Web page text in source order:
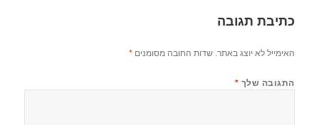
כתיבת תגובה
האימייל לא יוצג באתר. שדות החובה מסומנים*
התגובה שלך *